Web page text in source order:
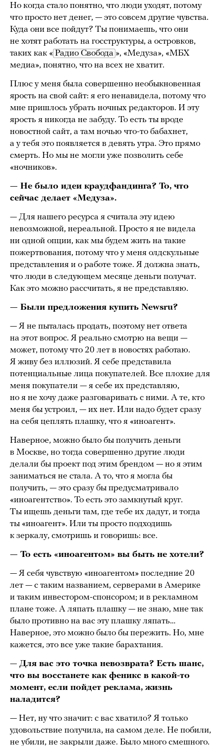
Но когда стало понятно, что люди уходят, потому
что просто нет денег, — это совсем другие чувства.
Куда они все пойдут? Ты понимаешь, что они
не хотят работать на госструктуры, а островков,
таких как « Радио Свобода », «Медуза», «МБХ
медиа», понятно, что на всех не хватит.
Плюс у меня была совершенно необыкновенная
ярость на свой сайт: я его ненавидела, потому что
мне пришлось убрать ночных редакторов. И эту
ярость я никогда не забуду. То есть ты вроде
новостной сайт, а там ночью что-то бабахнет,
а у тебя это появляется в девять утра. Это прямо
смерть. Но мы не могли уже позволить себе
«ночников».
— Не было идеи краудфандинга? То, что
сейчас делает «Медуза».
— Для нашего ресурса я считала эту идею
невозможной, нереальной. Просто я не видела
ни одной опции, как мы будем жить на такие
пожертвования, потому что у меня олдскульные
представления и о работе тоже. Я должна знать,
что люди в следующем месяце деньги получат.
Как это можно рассчитать, я не представляю.
— Были предложения купить Newsru?
— Я не пыталась продать, поэтому нет ответа
на этот вопрос. Я реально смотрю на вещи —
может, потому что 20 лет в новостях работаю.
Я живу без иллюзий. Я себе представила
потенциальные лица покупателей. Все плохие для
меня покупатели — я себе их представляю,
но я не хочу даже разговаривать с ними. А те, кто
меня бы устроил, — их нет. Или надо будет сразу
на себя цеплять плашку, что я «иноагент».
Наверное, можно было бы получить деньги
в Москве, но тогда совершенно другие люди
делали бы проект под этим брендом — но я этим
заниматься не стала. А то, что я могла бы
получить, — это сразу бы предусматривало
«иноагентство». То есть это замкнутый круг.
Ты ищешь деньги там, где тебе их дадут, и тогда
ты «иноагент». Или ты просто подходишь
к зеркалу, смотришь и говоришь: все.
— То есть «иноагентом» вы быть не хотели?
— Я себя чувствую «иноагентом» последние 20
лет — с таким названием, серверами в Америке
и таким инвестором-спонсором; и в рекламном
плане тоже. А ляпать плашку — не знаю, мне так
было противно на вас эту плашку ляпать…
Наверное, это можно было бы пережить. Но, мне
кажется, это все уже такие барахтания.
— Для вас это точка невозврата? Есть шанс,
что вы восстанете как феникс в какой-то
момент, если пойдет реклама, жизнь
наладится?
— Нет, ну что значит: с вас хватило? Я только
удовольствие получила, на самом деле. Не побили,
не убили, не закрыли даже. Было много смешного.